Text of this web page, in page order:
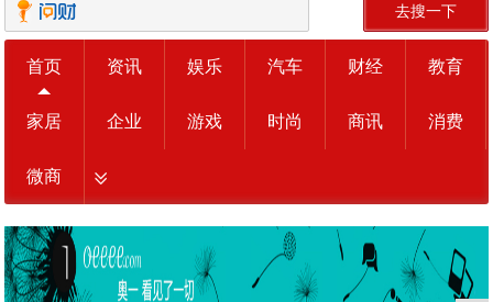
去搜一下
首页 资讯 娱乐 汽车 财经 教育
家居 企业 游戏 时尚 商讯 消费
微商